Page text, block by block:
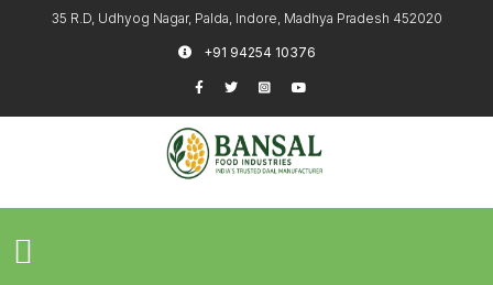
35 R.D, Udhyog Nagar, Palda, Indore, Madhya Pradesh 452020
+91 94254 10376